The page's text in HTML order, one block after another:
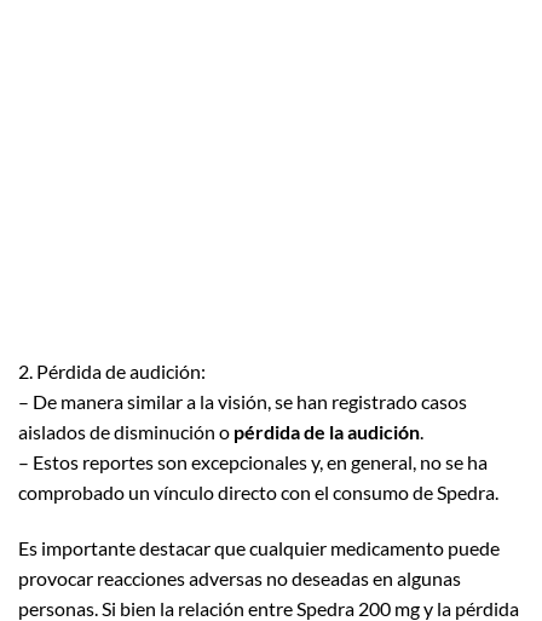
2. Pérdida de audición:
– De manera similar a la visión, se han registrado casos
aislados de disminución o pérdida de la audición.
– Estos reportes son excepcionales y, en general, no se ha
comprobado un vínculo directo con el consumo de Spedra.
Es importante destacar que cualquier medicamento puede
provocar reacciones adversas no deseadas en algunas
personas. Si bien la relación entre Spedra 200 mg y la pérdida